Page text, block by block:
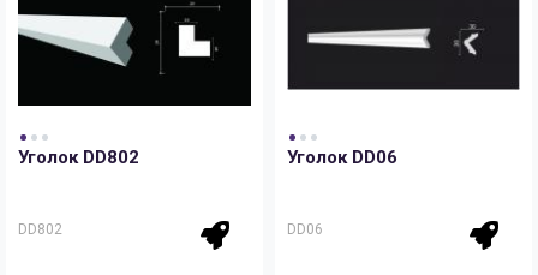
Панели
Мрамор
Уголок DD802
DD802
Уголок DD06
DD06